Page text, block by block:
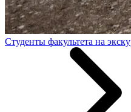
Студенты факультета на